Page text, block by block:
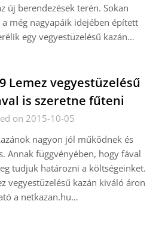
új berendezések terén. Sokan
még nagyapáik idejében épített
egy vegyestüzelésű kazán…
Lemez vegyestüzelésű
is szeretne fűteni
on 2015-10-05
nagyon jól működnek és
Annak függvényében, hogy fával
tudjuk határozni a költségeinket.
vegyestüzelésű kazán kiváló áron
a netkazan.hu…